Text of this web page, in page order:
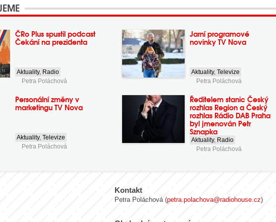
ČRo Plus spustil podcast
Čekání na prezidenta
Aktuality, Radio
Petra Poláchová
Jarní programové
novinky TV Nova
Aktuality,Televize
Petra Poláchová
Personální změny v
marketingu TV Nova
Aktuality,Televize
Petra Poláchová
Ředitelem stanic Český
rozhlas Region a Český
rozhlas Rádio DAB Praha
byl jmenován Petr
Sznapka
Aktuality, Radio
Petra Poláchová
Kontakt
Petra Poláchová (petra.polachova@radiohouse.cz)